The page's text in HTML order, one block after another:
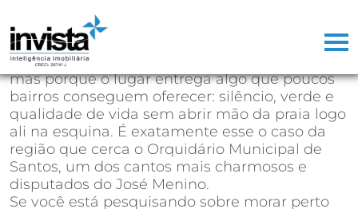
corretor de imóveis na Baixada Santista,
aprendi que existem regiões que vendem
sozinhas. Não porque o marketing seja bom,
mas porque o lugar entrega algo que poucos
bairros conseguem oferecer: silêncio, verde e
qualidade de vida sem abrir mão da praia logo
ali na esquina. É exatamente esse o caso da
região que cerca o Orquidário Municipal de
Santos, um dos cantos mais charmosos e
disputados do José Menino.
Se você está pesquisando sobre morar perto